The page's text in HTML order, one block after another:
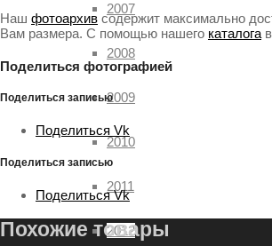
2007
2008
2009
2010
2011
2012
Наш фотоархив содержит максимально
Вам размера. С помощью нашего каталога
Поделиться фотографией
Поделиться записью
Поделиться Vk
Поделиться записью
Поделиться Vk
Похожие товары